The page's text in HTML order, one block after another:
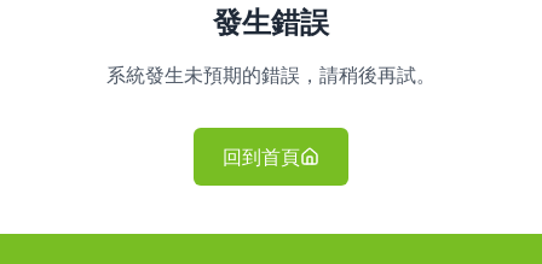
發生錯誤
系統發生未預期的錯誤，請稍後再試。
回到首頁